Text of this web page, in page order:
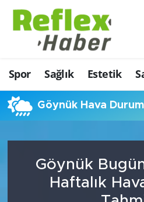
Spor Sağlık Estetik
Göynük Hava
Göynük
Haftalık
Eğitim
Estetik
Firmalardan
İş ve Ekonomi
Moda-Magazin-
Nöbetçi Eczaneler
Hava Durumu
Namaz Vakitleri
Şampiyonlar Ligi Puan
Tüm Manşetler